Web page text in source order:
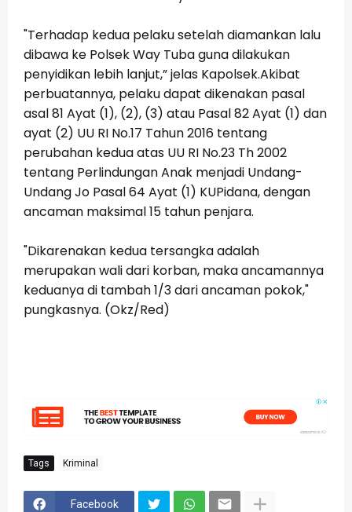
"Terhadap kedua pelaku setelah diamankan lalu
dibawa ke Polsek Way Tuba guna dilakukan
penyidikan lebih lanjut,” jelas Kapolsek.Akibat
perbuatannya, pelaku dapat dikenakan pasal
asal 81 Ayat (1), (2), (3) atau Pasal 82 Ayat (1) dan
ayat (2) UU RI No.17 Tahun 2016 tentang
perubahan kedua atas UU RI No.23 Th 2002
tentang Perlindungan Anak menjadi Undang-
Undang Jo Pasal 64 Ayat (1) KUPidana, dengan
ancaman maksimal 15 tahun penjara.
"Dikarenakan kedua tersangka adalah
merupakan wali dari korban, maka ancamannya
keduanya di tambah 1/3 dari ancaman pokok,"
pungkasnya. (Okz/Red)
Tags Kriminal
Facebook